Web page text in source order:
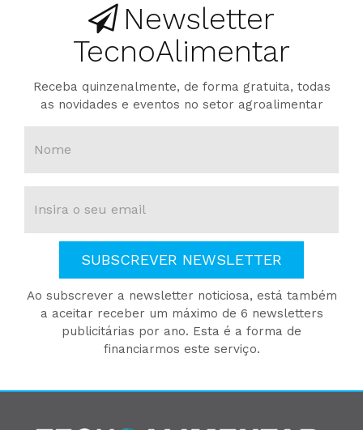
Newsletter
TecnoAlimentar
Receba quinzenalmente, de forma gratuita, todas
as novidades e eventos no setor agroalimentar
SUBSCREVER NEWSLETTER
Ao subscrever a newsletter noticiosa, está também
a aceitar receber um máximo de 6 newsletters
publicitárias por ano. Esta é a forma de
financiarmos este serviço.